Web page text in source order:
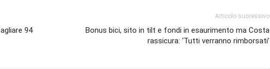
94
Articolo successivo
Bonus bici, sito in tilt e fondi in esaurimento ma Costa
rassicura: ‘Tutti verranno rimborsati’